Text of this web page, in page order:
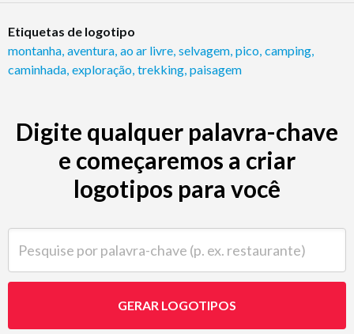
Etiquetas de logotipo
montanha aventura ao ar livre selvagem pico camping
caminhada exploração trekking paisagem
Digite qualquer palavra-chave
e começaremos a criar
logotipos para você
GERAR LOGOTIPOS